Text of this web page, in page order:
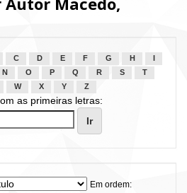
C D E F G H
N O P Q R S
T
W X Y Z
as primeiras letras:
Em ordem: